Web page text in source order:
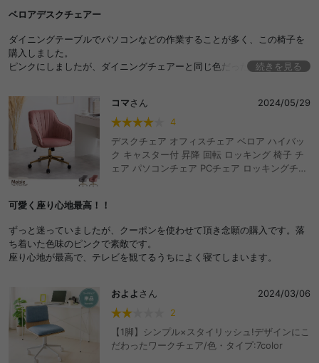
ベロアデスクチェアー
ダイニングテーブルでパソコンなどの作業することが多く、この椅子を
購入しました。
ピンクにしましたが、ダイニングチェアーと同じ色だったので、一つだ
続きを見る
コマさん
2024/05/29
4
デスクチェア オフィスチェア ベロア ハイバッ
ク キャスター付 昇降 回転 ロッキング 椅子 チ
ェア パソコンチェア PCチェア ロッキングチェ
可愛く座り心地最高！！
ずっと迷っていましたが、クーポンを使わせて頂き念願の購入です。落
ち着いた色味のピンクで素敵です。
座り心地が最高で、テレビを観てるうちによく寝てしまいます。
およよ さん
2024/03/06
2
【1脚】シンプル×スタイリッシュ!デザインにこ
だわったワークチェア/色・タイプ:7color